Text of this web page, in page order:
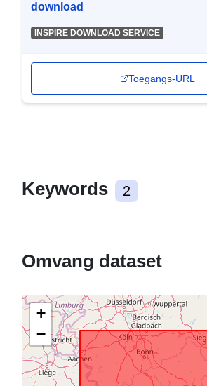
download
INSPIRE DOWNLOAD SERVICE -
Toegangs-URL
Keywords 2
Omvang dataset
+
−